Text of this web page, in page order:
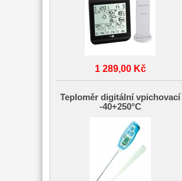
1 289,00 Kč
Teploměr digitální vpichovací
-40+250°C